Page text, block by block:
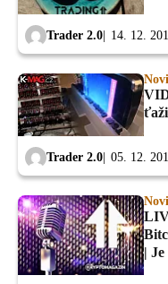
Trader 2.0 14. 12.
Trader 2.0 05. 12.
|